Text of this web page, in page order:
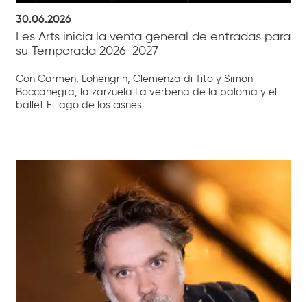
30.06.2026
Les Arts inicia la venta general de entradas para
su Temporada 2026-2027
Con Carmen, Lohengrin, Clemenza di Tito y Simon
Boccanegra, la zarzuela La verbena de la paloma y el
ballet El lago de los cisnes